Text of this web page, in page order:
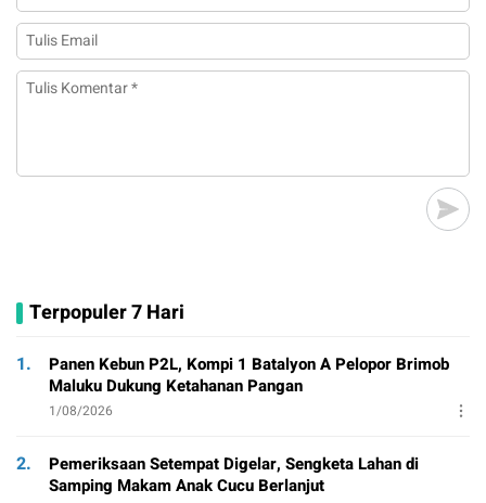
Terpopuler 7 Hari
1.
Panen Kebun P2L, Kompi 1 Batalyon A Pelopor Brimob
Maluku Dukung Ketahanan Pangan
1/08/2026
2.
Pemeriksaan Setempat Digelar, Sengketa Lahan di
Samping Makam Anak Cucu Berlanjut